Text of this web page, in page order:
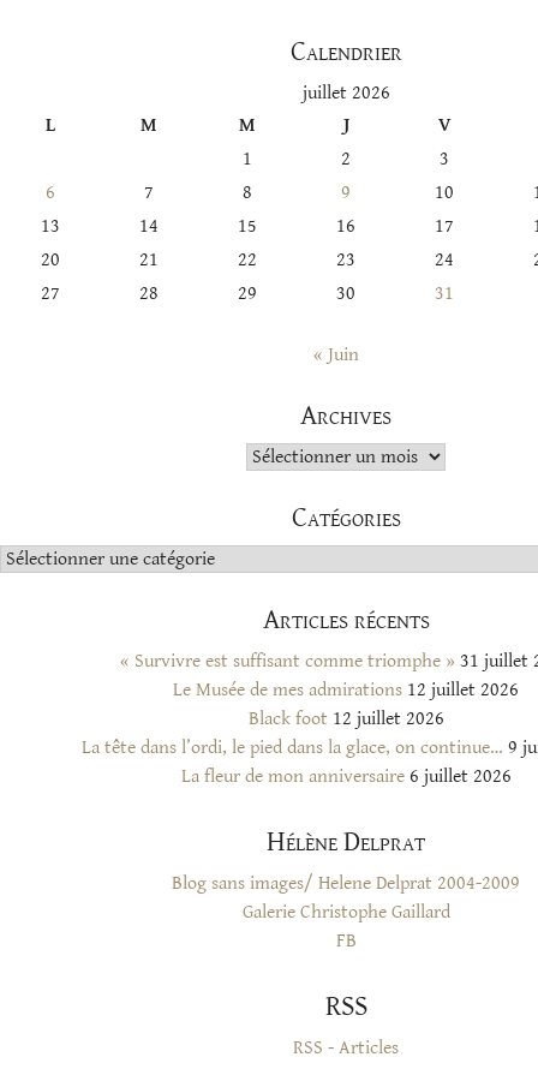
Calendrier
juillet 2026
L
M M J
V
1
2
3
6
7 8 9 10
13
14 15 16 17
20
21 22 23 24
27
28 29 30 31
« Juin
Archives
Archives
Catégories
Catégories
Articles récents
« Survivre est suffisant comme triomphe » 31 juillet
Le Musée de mes admirations 12 juillet 2026
Black foot 12 juillet 2026
La tête dans l’ordi, le pied dans la glace, on continue… 9
La fleur de mon anniversaire 6 juillet 2026
Hélène Delprat
Blog sans images/ Helene Delprat 2004-2009
Galerie Christophe Gaillard
FB
RSS
RSS - Articles